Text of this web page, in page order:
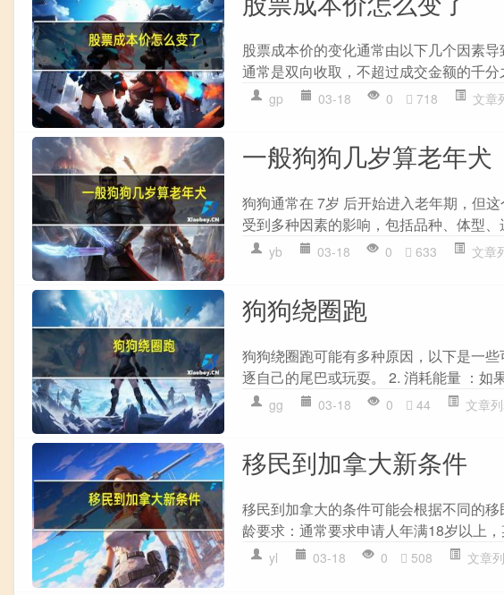
股票成本价的变化通常由以下几个因素
通常是双向收取，不超过成交金额的千
gp 03-18 0 718 文章
一般狗狗几岁算老年犬
狗狗通常在 7岁 后开始进入老年期，但
受到多种因素的影响，包括品种、体型
yb 03-18 0 633 文章
狗狗绕圈跑
狗狗绕圈跑可能有多种原因，以下是一
逐自己的尾巴或玩耍。 2. 消耗能量 ：如
gg 03-18 0 44 文章
移民到加拿大新条件
移民到加拿大的条件可能会根据不同的
龄要求：通常要求申请人年满18岁以上
yl 03-18 0 508 文章